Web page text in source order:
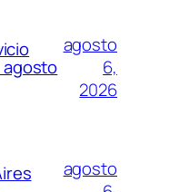
agosto
6,
2026
agosto